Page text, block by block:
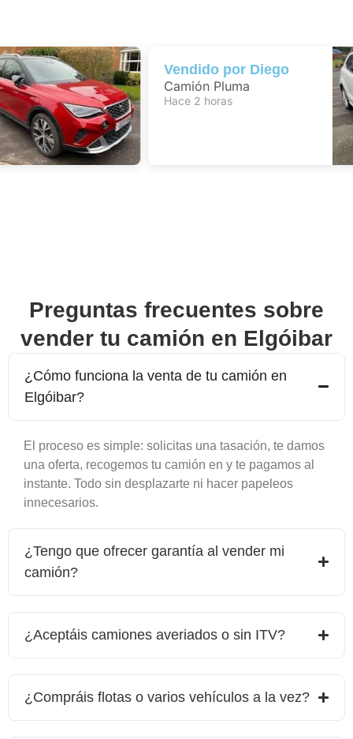
Vendido porDiego
Camión Pluma
Hace 2 horas
Preguntas frecuentes sobre
vender tu camión en Elgóibar
¿Cómo funciona la venta de tu camión en
Elgóibar?
El proceso es simple: solicitas una tasación, te damos
una oferta, recogemos tu camión en y te pagamos al
instante. Todo sin desplazarte ni hacer papeleos
innecesarios.
¿Tengo que ofrecer garantía al vender mi
camión?
¿Aceptáis camiones averiados o sin ITV?
¿Compráis flotas o varios vehículos a la vez?